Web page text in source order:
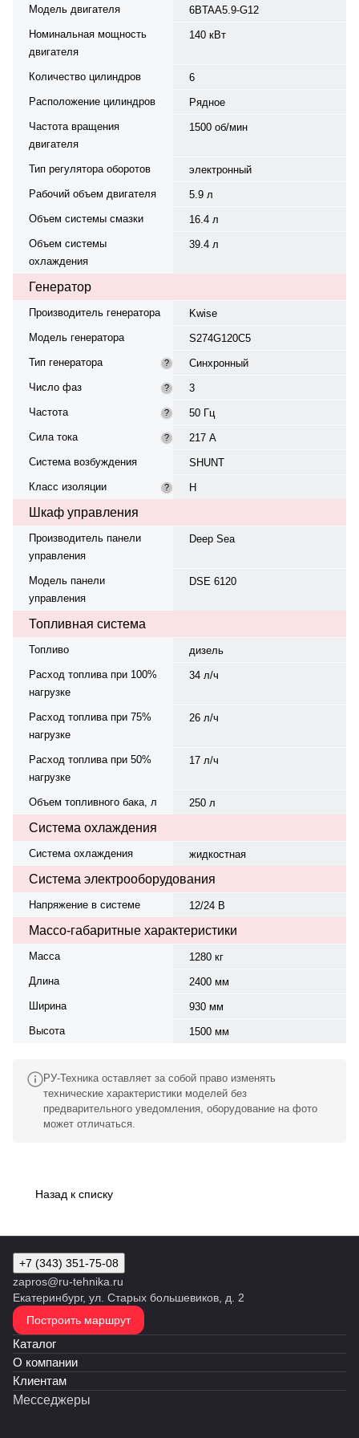
моточасов.
Модель двигателя
6BTAA5.9-G12
Номинальная мощность
двигателя
140 кВт
Количество цилиндров
6
Расположение цилиндров
Рядное
Частота вращения
двигателя
1500 об/мин
Тип регулятора оборотов
электронный
Рабочий объем двигателя
5.9 л
Объем системы смазки
16.4 л
Объем системы
охлаждения
39.4 л
Генератор
Производитель генератора
Kwise
Модель генератора
S274G120C5
Тип генератора
?
Синхронный
Число фаз
?
3
Частота
?
50 Гц
Сила тока
?
217 А
Система возбуждения
SHUNT
Класс изоляции
? H
Шкаф управления
Производитель панели
управления
Deep Sea
Модель панели
управления
DSE 6120
Топливная система
Топливо
дизель
Расход топлива при 100%
нагрузке
34 л/ч
Расход топлива при 75%
нагрузке
26 л/ч
Расход топлива при 50%
нагрузке
17 л/ч
Объем топливного бака, л 250 л
Система охлаждения
Система охлаждения жидкостная
Система электрооборудования
Напряжение в системе 12/24 В
Массо-габаритные характеристики
Масса
1280 кг
Длина
2400 мм
Ширина
930 мм
Высота
1500 мм
РУ-Техника оставляет за собой право изменять
технические характеристики моделей без
предварительного уведомления, оборудование на фото
может отличаться.
Назад к списку
+7 (343) 351-75-08
zapros@ru-tehnika.ru
Екатеринбург, ул. Старых большевиков, д. 2
Построить маршрут
Каталог
О компании
Клиентам
Месседжеры